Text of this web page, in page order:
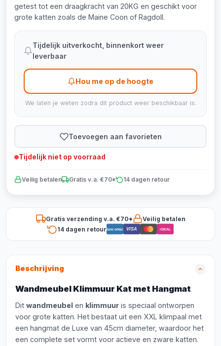
getest tot een draagkracht van 20KG en geschikt voor
grote katten zoals de Maine Coon of Ragdoll.
Tijdelijk uitverkocht, binnenkort weer
leverbaar
Hou me op de hoogte
We laten je weten zodra dit product weer beschikbaar is.
Toevoegen aan favorieten
Tijdelijk niet op voorraad
Veilig betalen Gratis v.a. €70* 14 dagen retour
Gratis verzending v.a. €70*
Veilig betalen
14 dagen retourBancontact VISA iDEAL
Beschrijving
Wandmeubel Klimmuur Kat met Hangmat
Dit wandmeubel en klimmuur is speciaal ontworpen
voor grote katten. Het bestaat uit een XXL klimpaal met
een hangmat de Luxe van 45cm diameter, waardoor het
een complete set vormt voor actieve en zware katten.